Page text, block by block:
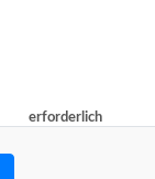
erforderlich